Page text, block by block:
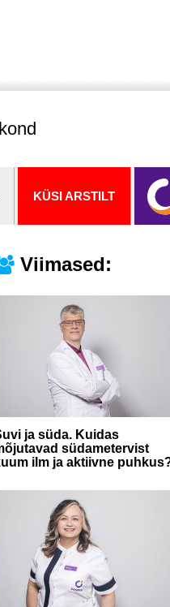
KÜSI ARSTILT
Viimased:
ja süda. Kuidas
südametervist
ilm ja aktiivne